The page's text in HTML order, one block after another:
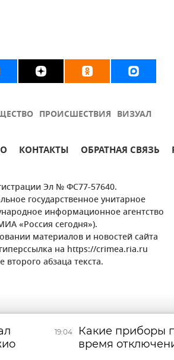
ПРОИСШЕСТВИЯ ВИЗУАЛ
КОНТАКТЫ ОБРАТНАЯ СВЯЗЬ
Эл № ФС77-57640.
государственное унитарное
информационное агентство
«Россия сегодня»).
материалов и новостей сайта
на https://crimea.ria.ru
второго абзаца текста.
19:04
Какие приборы
время